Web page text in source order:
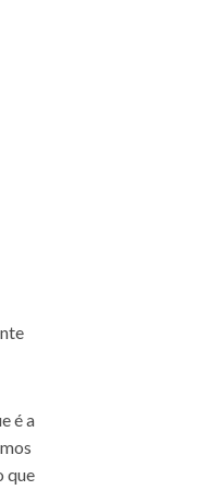
é a
que